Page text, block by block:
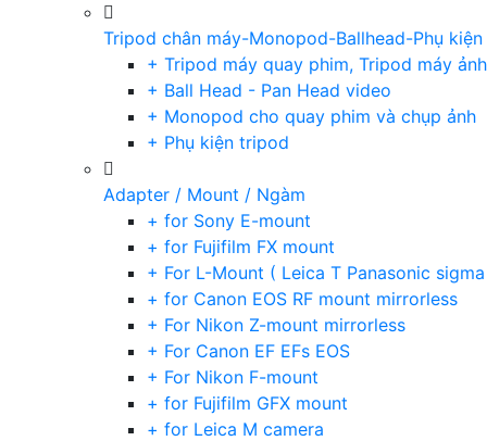
Tripod chân máy-Monopod-Ballhead-Phụ kiện
+ Tripod máy quay phim, Tripod máy
+ Ball Head - Pan Head video
+ Monopod cho quay phim và chụp ảnh
+ Phụ kiện tripod
Adapter / Mount / Ngàm
+ for Sony E-mount
+ for Fujifilm FX mount
+ For L-Mount ( Leica T Panasonic
+ for Canon EOS RF mount mirrorless
+ For Nikon Z-mount mirrorless
+ For Canon EF EFs EOS
+ For Nikon F-mount
+ for Fujifilm GFX mount
+ for Leica M camera